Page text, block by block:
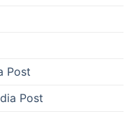
Post
Post